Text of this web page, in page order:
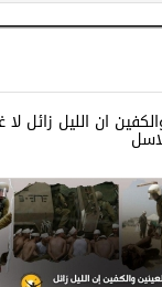
ان الليل زائل